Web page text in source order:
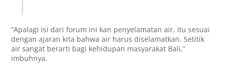
“Apalagi isi dari forum ini kan penyelamatan air, itu sesuai
dengan ajaran kita bahwa air harus diselamatkan. Setitik
air sangat berarti bagi kehidupan masyarakat Bali,”
imbuhnya.